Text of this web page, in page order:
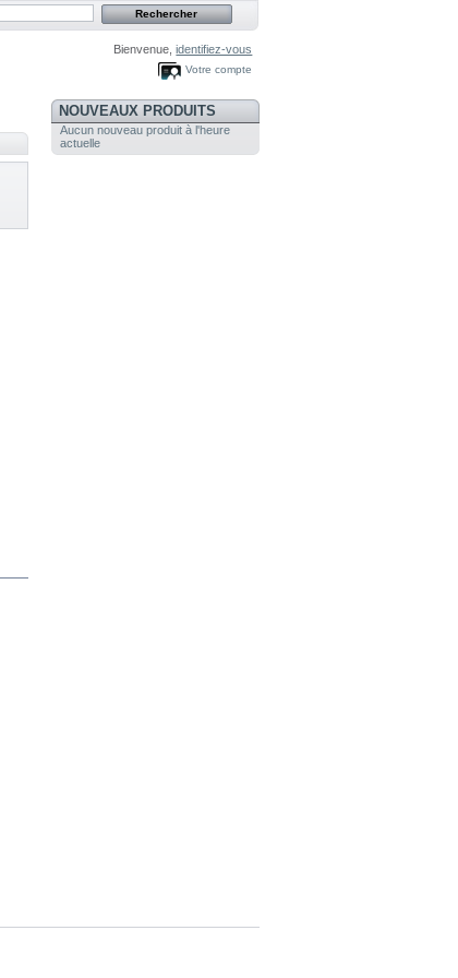
Bienvenue,identifiez-vous
Votre compte
NOUVEAUX PRODUITS
Aucun nouveau produit à l'heure
actuelle